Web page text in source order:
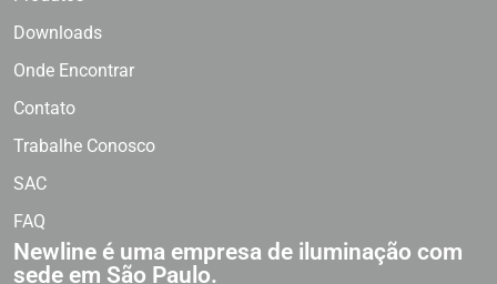
Downloads
Onde Encontrar
Contato
Trabalhe Conosco
SAC
FAQ
Newline é uma empresa de iluminação com
sede em São Paulo.